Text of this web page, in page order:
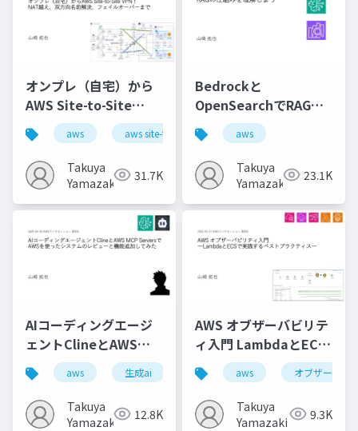
オンプレ（自宅）から
AWS Site-to-Site
VPN！ NAT越え、双方
向名前解決、フェイル
オーバーまで
aws aws site-to-site vpn network
Takuya
Yamazaki
31.7K
Bedrockと
OpenSearchでRAGの
仕組みを理解しよう
aws
Takuya
Yamazaki
23.1K
AIコーディングエージ
ェントClineとAWS
MCP ServersでAWSを
使ったシステムのレビ
ューと機能追加してみ
た
aws 生成ai cline aws mcp servers
Takuya
Yamazaki
12.8K
AWS オブザーバビリテ
ィ入門 LambdaとECS
で実践するベストプラ
クティス
aws オブザーバビ
Takuya
Yamazaki
9.3K